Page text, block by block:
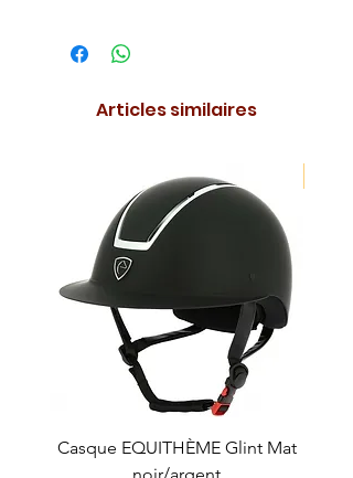
Articles similaires
Casque EQUITHÈME Glint Mat